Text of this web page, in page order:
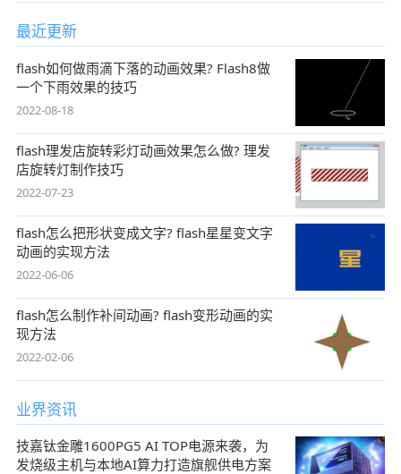
最近更新
flash如何做雨滴下落的动画效果? Flash8做
一个下雨效果的技巧
2022-08-18
flash理发店旋转彩灯动画效果怎么做? 理发
店旋转灯制作技巧
2022-07-23
flash怎么把形状变成文字? flash星星变文字
动画的实现方法
2022-06-06
flash怎么制作补间动画? flash变形动画的实
现方法
2022-02-06
业界资讯
技嘉钛金雕1600PG5 AI TOP电源来袭，为
发烧级主机与本地AI算力打造旗舰供电方案